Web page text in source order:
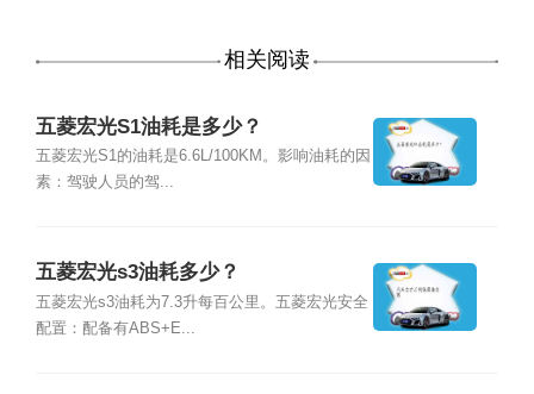
相关阅读
五菱宏光S1油耗是多少？
五菱宏光S1的油耗是6.6L/100KM。影响油耗的因
素：驾驶人员的驾...
五菱宏光s3油耗多少？
五菱宏光s3油耗为7.3升每百公里。五菱宏光安全
配置：配备有ABS+E...